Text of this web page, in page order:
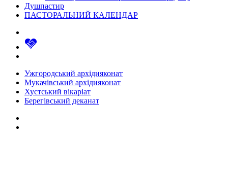
Душпастир
ПАСТОРАЛЬНИЙ КАЛЕНДАР
Ужгородський архідияконат
Мукачівський архідияконат
Хустський вікаріат
Берегівський деканат